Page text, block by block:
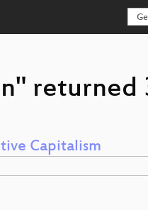
returned
Capitalism